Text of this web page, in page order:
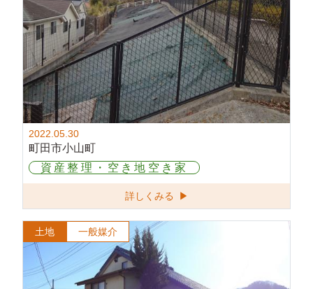
2022.05.30
町田市小山町
資産整理・空き地空き家
詳しくみる ▶
土地 一般媒介